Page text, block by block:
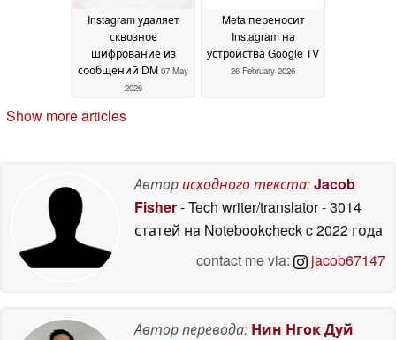
Instagram удаляет
сквозное
шифрование из
сообщений DM 07 May
2026
Meta переносит
Instagram на
устройства Google TV
26 February 2026
Show more articles
Авторисходного текста:Jacob
Fisher- Tech writer/translator- 3014
статей на Notebookcheckc 2022 года
contact me via:
jacob67147
Автор перевода: Нин Нгок Дуй